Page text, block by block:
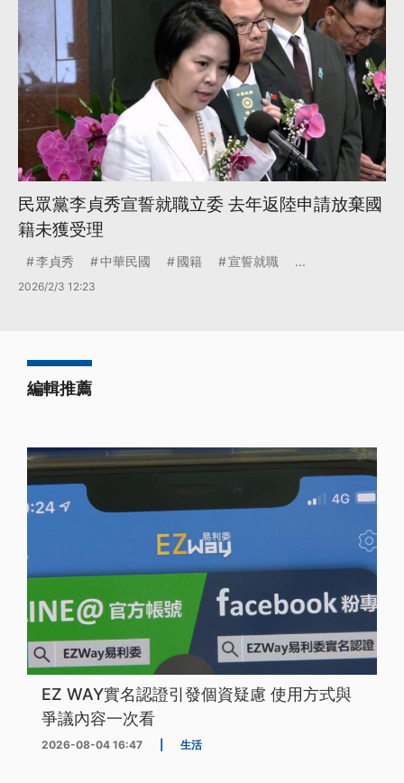
民眾黨李貞秀宣誓就職立委 去年返陸申請放棄國
籍未獲受理
李貞秀 中華民國 國籍 宣誓就職 ...
2026/2/3 12:23
編輯推薦
EZ WAY實名認證引發個資疑慮 使用方式與
爭議內容一次看
2026-08-04 16:47 生活